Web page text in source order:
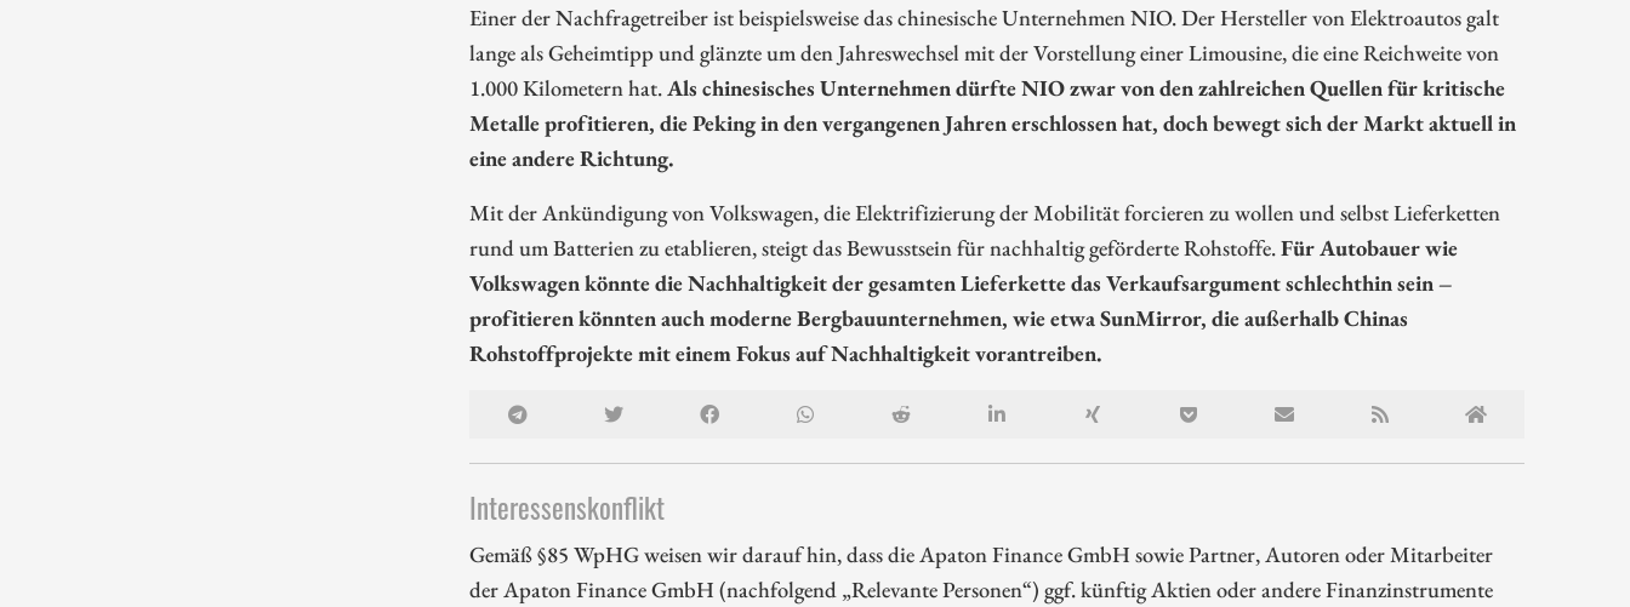
Einer der Nachfragetreiber ist beispielsweise das chinesische Unternehmen NIO. Der Hersteller von Elektroautos galt
lange als Geheimtipp und glänzte um den Jahreswechsel mit der Vorstellung einer Limousine, die eine Reichweite von
1.000 Kilometern hat.Als chinesisches Unternehmen dürfte NIO zwar von den zahlreichen Quellen für kritische
Metalle profitieren, die Peking in den vergangenen Jahren erschlossen hat, doch bewegt sich der Markt aktuell in
eine andere Richtung.
Mit der Ankündigung von Volkswagen, die Elektrifizierung der Mobilität forcieren zu wollen und selbst Lieferketten
rund um Batterien zu etablieren, steigt das Bewusstsein für nachhaltig geförderte Rohstoffe.Für Autobauer wie
Volkswagen könnte die Nachhaltigkeit der gesamten Lieferkette das Verkaufsargument schlechthin sein –
profitieren könnten auch moderne Bergbauunternehmen, wie etwa SunMirror, die außerhalb Chinas
Rohstoffprojekte mit einem Fokus auf Nachhaltigkeit vorantreiben.
Interessenskonflikt
Gemäß §85 WpHG weisen wir darauf hin, dass die Apaton Finance GmbH sowie Partner, Autoren oder Mitarbeiter
der Apaton Finance GmbH (nachfolgend „Relevante Personen“) ggf. künftig Aktien oder andere Finanzinstrumente